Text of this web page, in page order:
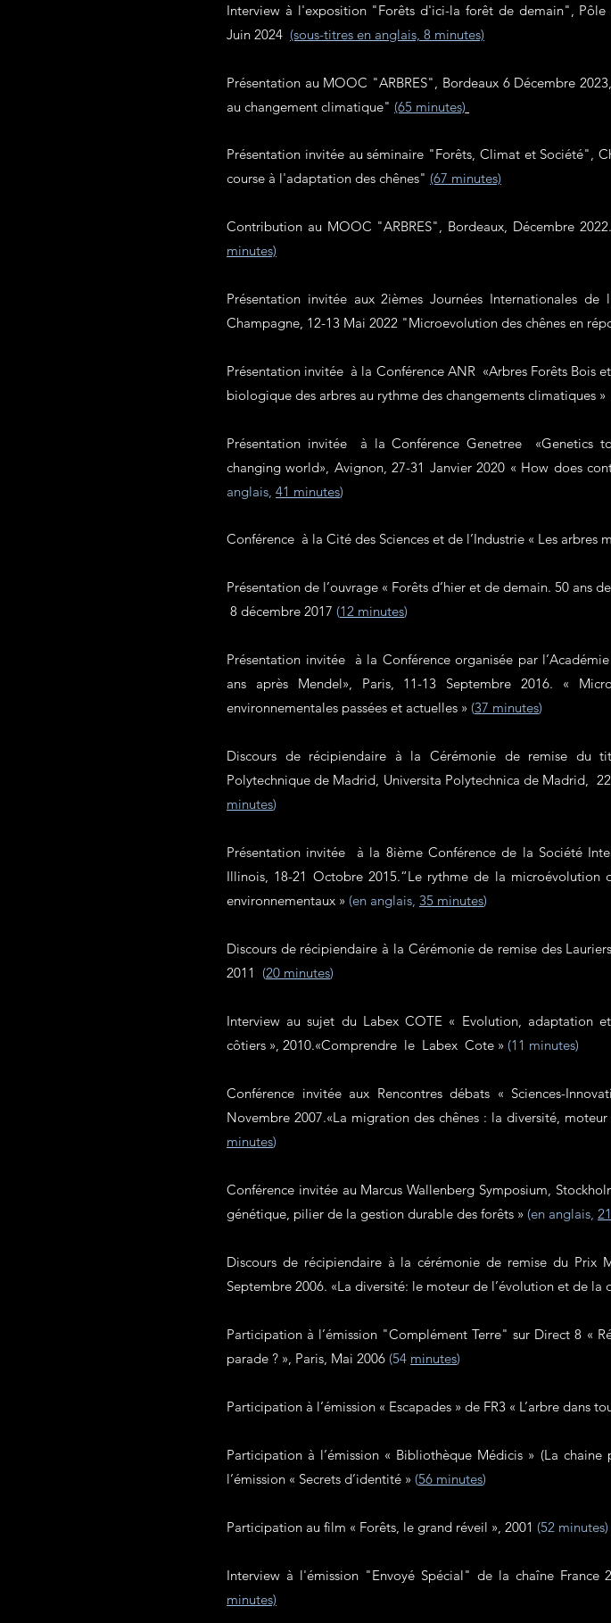
Interview à l'exposition"Forêts d'ici-la forêt de demain", Pôle
Juin 2024 (sous-titres en anglais, 8 minutes)
Présentation au MOOC "ARBRES", Bordeaux 6 Décembre
au changement climatique" (65 minutes)
Présentation invitée au séminaire "Forêts, Climat et Société",
course à l'adaptation des chênes" (67 minutes)
Contribution au MOOC "ARBRES", Bordeaux, Décembre
minutes)
Présentation invitée aux 2ièmes Journées Internationales de
Champagne, 12-13 Mai 2022 "Microevolution des chênes en
Présentation invitée à la Conférence ANR «Arbres Forêts Bois
biologique des arbres au rythme des changements climatiques »
Présentation invitée à la Conférence Genetree «Genetics
changing world», Avignon, 27-31 Janvier 2020 « How does
anglais, 41 minutes)
Conférence à la Cité des Sciences et de l’Industrie « Les arbres
Présentation de l’ouvrage « Forêts d’hier et de demain. 50 ans
8 décembre 2017 (12 minutes)
Présentation invitée à la Conférence organisée par
ans après Mendel», Paris, 11-13 Septembre 2016. «
environnementales passées et actuelles » (37 minutes)
Discours de récipiendaire à la Cérémonie de remise du
Polytechnique de Madrid, Universita Polytechnica de Madrid,
minutes)
Présentation invitée à la 8ième Conférence de la Société
Illinois, 18-21 Octobre 2015.“Le rythme de la microévolution
environnementaux » (en anglais, 35 minutes)
Discours de récipiendaire à la Cérémonie de remise des
2011 (20 minutes)
Interview au sujet du Labex COTE « Evolution, adaptation
côtiers », 2010.«Comprendre le Labex Cote » (11 minutes)
Conférence invitée aux Rencontres débats « Sciences-
Novembre 2007.«La migration des chênes : la diversité,
minutes)
Conférence invitée au Marcus Wallenberg Symposium,
génétique, pilier de la gestion durable des forêts » (en anglais,
Discours de récipiendaire à la cérémonie de remise du Prix
Septembre 2006. «La diversité: le moteur de l’évolution et de la
Participation à l’émission "Complément Terre" sur Direct 8 «
parade ? », Paris, Mai 2006 (54 minutes)
Participation à l’émission « Escapades » de FR3 « L’arbre dans
Participation à l’émission « Bibliothèque Médicis » (La
l’émission « Secrets d’identité » (56 minutes)
Participation au film « Forêts, le grand réveil », 2001 (52 minutes)
Interview à l'émission "Envoyé Spécial" de la chaîne
minutes)